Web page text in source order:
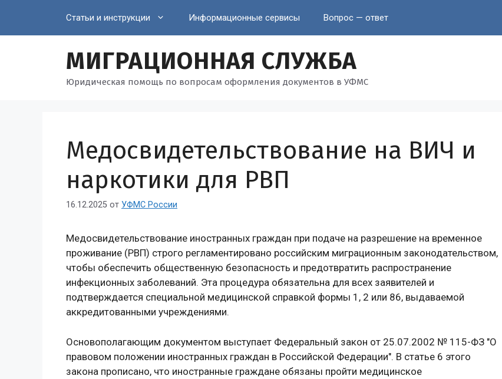
содержимому
Статьи и инструкции Информационные сервисы Вопрос — ответ
МИГРАЦИОННАЯ СЛУЖБА
Юридическая помощь по вопросам оформления документов в УФМС
Медосвидетельствование на ВИЧ и
наркотики для РВП
16.12.2025 от УФМС России
Медосвидетельствование иностранных граждан при подаче на разрешение на временное
проживание (РВП) строго регламентировано российским миграционным законодательством,
чтобы обеспечить общественную безопасность и предотвратить распространение
инфекционных заболеваний. Эта процедура обязательна для всех заявителей и
подтверждается специальной медицинской справкой формы 1, 2 или 86, выдаваемой
аккредитованными учреждениями.
Основополагающим документом выступает Федеральный закон от 25.07.2002 № 115-ФЗ "О
правовом положении иностранных граждан в Российской Федерации". В статье 6 этого
закона прописано, что иностранные граждане обязаны пройти медицинское